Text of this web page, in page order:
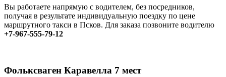
Вы работаете напрямую с водителем, без посредников,
получая в результате индивидуальную поездку по цене
маршрутного такси в Псков. Для заказа позвоните водителю
+7-967-555-79-12
Фольксваген Каравелла 7 мест